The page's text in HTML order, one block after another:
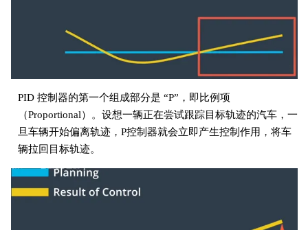
PID 控制器的第一个组成部分是 “P”，即比例项
（Proportional）。设想一辆正在尝试跟踪目标轨迹的汽车，一
旦车辆开始偏离轨迹，P控制器就会立即产生控制作用，将车
辆拉回目标轨迹。